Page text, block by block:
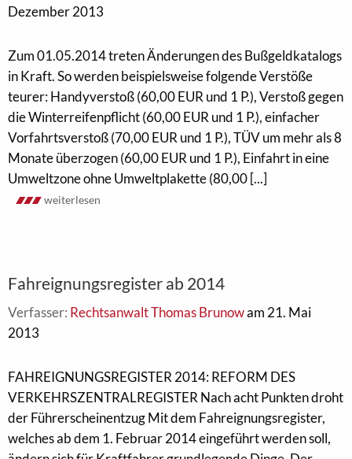
Dezember 2013
Zum 01.05.2014 treten Änderungen des Bußgeldkatalogs
in Kraft. So werden beispielsweise folgende Verstöße
teurer: Handyverstoß (60,00 EUR und 1 P.), Verstoß gegen
die Winterreifenpflicht (60,00 EUR und 1 P.), einfacher
Vorfahrtsverstoß (70,00 EUR und 1 P.), TÜV um mehr als 8
Monate überzogen (60,00 EUR und 1 P.), Einfahrt in eine
Umweltzone ohne Umweltplakette (80,00 [...]
weiterlesen
Fahreignungsregister ab 2014
Verfasser: Rechtsanwalt Thomas Brunowam 21. Mai
2013
FAHREIGNUNGSREGISTER 2014: REFORM DES
VERKEHRSZENTRALREGISTER Nach acht Punkten droht
der Führerscheinentzug Mit dem Fahreignungsregister,
welches ab dem 1. Februar 2014 eingeführt werden soll,